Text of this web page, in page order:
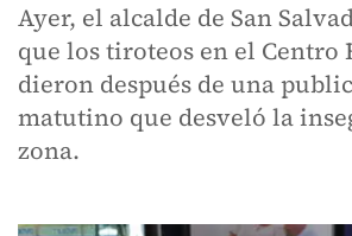
Ayer, el alcalde de San
que los tiroteos en el Centro
dieron después de una
matutino que desveló la
zona.